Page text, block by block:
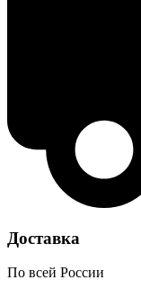
Доставка
По всей России